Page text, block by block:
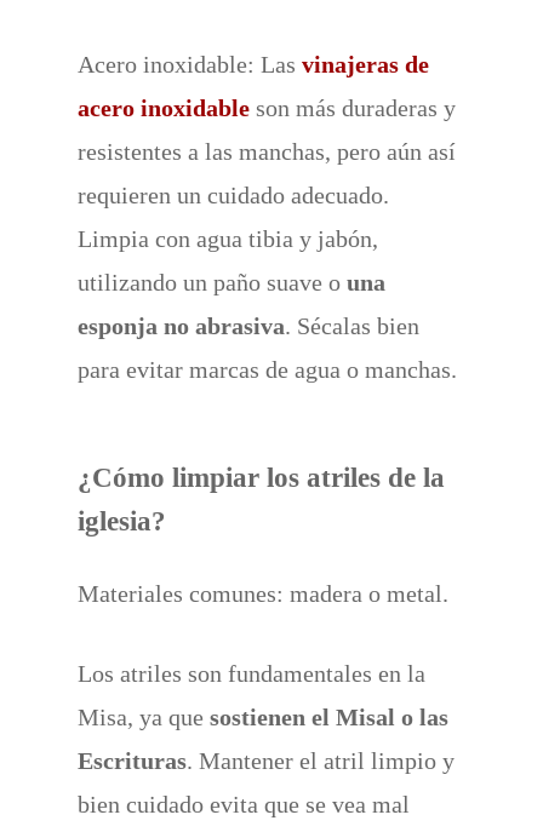
Acero inoxidable: Las vinajeras de
acero inoxidable son más duraderas y
resistentes a las manchas, pero aún así
requieren un cuidado adecuado.
Limpia con agua tibia y jabón,
utilizando un paño suave o una
esponja no abrasiva. Sécalas bien
para evitar marcas de agua o manchas.
¿Cómo limpiar los atriles de la
iglesia?
Materiales comunes: madera o metal.
Los atriles son fundamentales en la
Misa, ya que sostienen el Misal o las
Escrituras. Mantener el atril limpio y
bien cuidado evita que se vea mal